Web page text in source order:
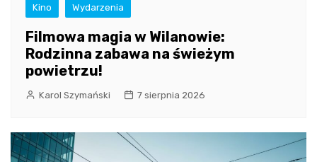
Kino Wydarzenia
Filmowa magia w Wilanowie:
Rodzinna zabawa na świeżym
powietrzu!
Karol Szymański 7 sierpnia 2026